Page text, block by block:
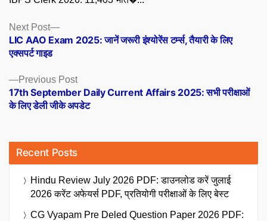
Posts
navigation
Previous PostPrevious
post:
17th September Daily Current Affairs 2025: सभी परीक्षाओं
के लिए डेली जीके अपडेट
Next Post
Next
post:
LIC AAO Exam 2025: जानें जरूरी इंश्योरेंस टर्म्स, तैयारी के लिए
एक्सपर्ट गाइड
Recent Posts
Hindu Review July 2026 PDF: डाउनलोड करें जुलाई
2026 करेंट अफेयर्स PDF, प्रतियोगी परीक्षाओं के लिए बेस्ट
CG Vyapam Pre Deled Question Paper 2026 PDF: